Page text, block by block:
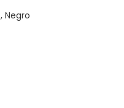
Negro